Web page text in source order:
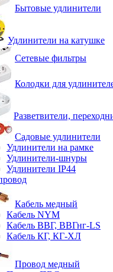
Бытовые удлинители
Удлинители на катушке
Сетевые фильтры
Колодки для
Разветвители,
Садовые удлинители
Удлинители на рамке
Удлинители-шнуры
Удлинители IP44
Кабель медный
Кабель NYM
Кабель ВВГ, ВВГнг-LS
Кабель КГ, КГ-ХЛ
Провод медный